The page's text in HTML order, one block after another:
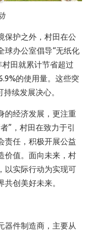
保护之外，村田在公
球办公室倡导“无纸化
田就累计节省超过
的使用量。这些突
续发展决心。
的经济发展，更注重
”，村田在致力于引
责任，积极开展公益
价值。面向未来，村
以实际行动为实现可
创美好未来。
器件制造商，主要从